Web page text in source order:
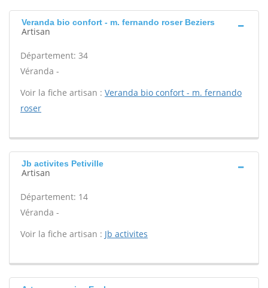
Veranda bio confort - m. fernando roser Beziers
Artisan
Département: 34
Véranda -
Voir la fiche artisan : Veranda bio confort - m. fernando
roser
Jb activites Petiville
Artisan
Département: 14
Véranda -
Voir la fiche artisan : Jb activites